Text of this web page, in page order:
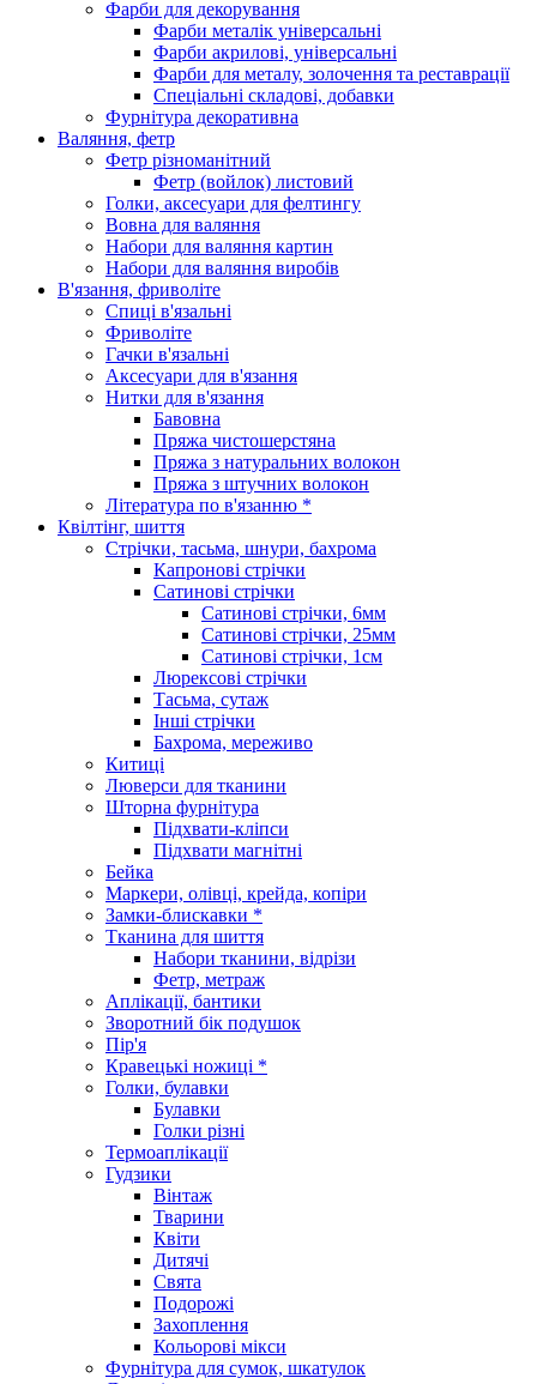
Фарби для декорування
Фарби металік універсальні
Фарби акрилові, універсальні
Фарби для металу, золочення та реставрації
Спеціальні складові, добавки
Фурнітура декоративна
Валяння, фетр
Фетр різноманітний
Фетр (войлок) листовий
Голки, аксесуари для фелтингу
Вовна для валяння
Набори для валяння картин
Набори для валяння виробів
В'язання, фриволіте
Спиці в'язальні
Фриволіте
Гачки в'язальні
Аксесуари для в'язання
Нитки для в'язання
Бавовна
Пряжа чистошерстяна
Пряжа з натуральних волокон
Пряжа з штучних волокон
Література по в'язанню *
Квілтінг, шиття
Стрічки, тасьма, шнури, бахрома
Капронові стрічки
Сатинові стрічки
Сатинові стрічки, 6мм
Сатинові стрічки, 25мм
Сатинові стрічки, 1см
Люрексові стрічки
Тасьма, сутаж
Інші стрічки
Бахрома, мереживо
Китиці
Люверси для тканини
Шторна фурнітура
Підхвати-кліпси
Підхвати магнітні
Бейка
Маркери, олівці, крейда, копіри
Замки-блискавки *
Тканина для шиття
Набори тканини, відрізи
Фетр, метраж
Аплікації, бантики
Зворотний бік подушок
Пір'я
Кравецькі ножиці *
Голки, булавки
Булавки
Голки різні
Термоаплікації
Гудзики
Вінтаж
Тварини
Квіти
Дитячі
Свята
Подорожі
Захоплення
Кольорові мікси
Фурнітура для сумок, шкатулок